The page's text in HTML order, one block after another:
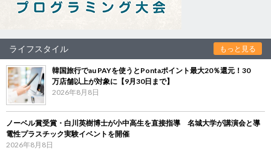
ライフスタイル もっと見る
韓国旅行でau PAYを使うとPontaポイント最大20％還元！30
万店舗以上が対象に【9月30日まで】
2026年8月8日
ノーベル賞受賞・白川英樹博士が小中高生を直接指導 名城大学が講演会と導
電性プラスチック実験イベントを開催
2026年8月8日